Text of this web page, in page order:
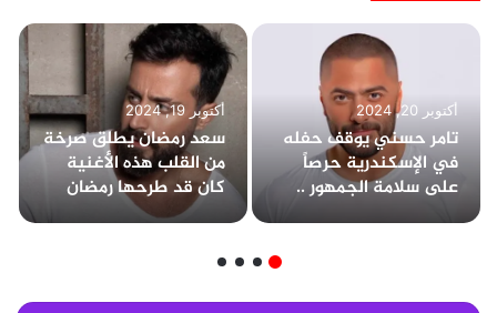
أكتوبر 20, 2024
تامر حسني يوقف حفله
في الإسكندرية حرصاً
على سلامة الجمهور ..
وتخطى عدد الحضور
أكتوبر 19, 2024
سعد رمضان يطلق صرخة
من القلب هذه الأغنية
كان قد طرحها رمضان
عام 2020